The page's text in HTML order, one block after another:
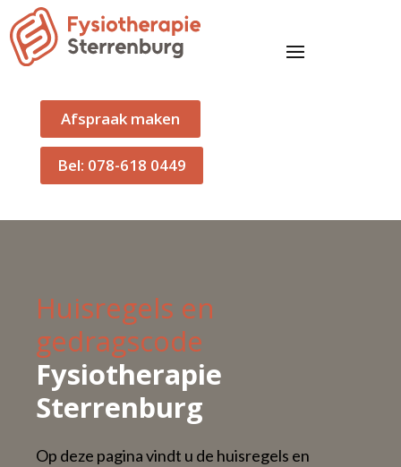
Afspraak maken
Bel: 078-618 0449
Huisregels en
gedragscode
Fysiotherapie
Sterrenburg
Op deze pagina vindt u de huisregels en